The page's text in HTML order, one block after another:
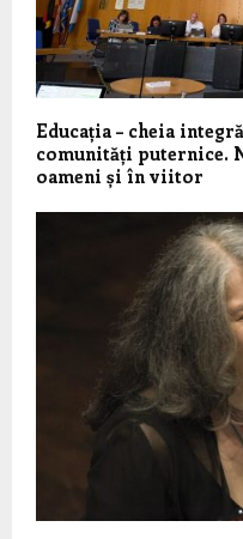
Educația – cheia
comunități puternice.
oameni și în viitor